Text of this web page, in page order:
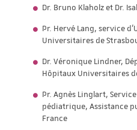
Dr. Bruno Klaholz et Dr.
Pr. Hervé Lang, service
Universitaires de
Dr. Véronique Lindner,
Hôpitaux Universitaires
Pr. Agnès Linglart,
pédiatrique, Assistance
France